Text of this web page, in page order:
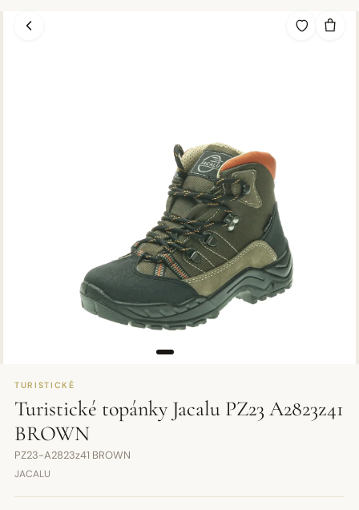
TURISTICKÉ
Turistické topánky Jacalu PZ23 A2823z41
BROWN
PZ23-A2823z41 BROWN
JACALU